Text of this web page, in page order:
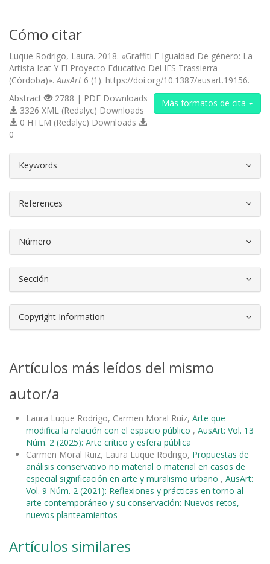
Cómo citar
Luque Rodrigo, Laura. 2018. «Graffiti E Igualdad De género: La
Artista Icat Y El Proyecto Educativo Del IES Trassierra
(Córdoba)». AusArt 6 (1). https://doi.org/10.1387/ausart.19156.
Más formatos de cita
Abstract
2788 | PDF Downloads
3326 XML (Redalyc) Downloads
0 HTLM (Redalyc) Downloads
0
Keywords
References
Número
Sección
Copyright Information
Artículos más leídos del mismo
autor/a
Laura Luque Rodrigo, Carmen Moral Ruiz, Arte que
modifica la relación con el espacio público , AusArt: Vol. 13
Núm. 2 (2025): Arte crítico y esfera pública
Carmen Moral Ruiz, Laura Luque Rodrigo, Propuestas de
análisis conservativo no material o material en casos de
especial significación en arte y muralismo urbano , AusArt:
Vol. 9 Núm. 2 (2021): Reflexiones y prácticas en torno al
arte contemporáneo y su conservación: Nuevos retos,
nuevos planteamientos
Artículos similares